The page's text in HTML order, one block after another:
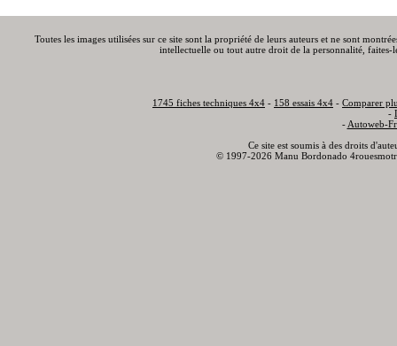
Toutes les images utilisées sur ce site sont la propriété de leurs auteurs et ne sont
intellectuelle ou tout autre droit de la personnalité,
1745 fiches techniques 4x4 - 158 essais 4x4 - Comparer
-
- Autoweb-
Ce site est soumis à des droits
© 1997-2026 Manu Bordonado